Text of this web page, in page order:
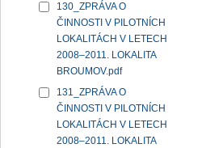
130_ZPRÁVA O
ČINNOSTI V PILOTNÍCH
LOKALITÁCH V LETECH
2008–2011. LOKALITA
BROUMOV.pdf
131_ZPRÁVA O
ČINNOSTI V PILOTNÍCH
LOKALITÁCH V LETECH
2008–2011. LOKALITA